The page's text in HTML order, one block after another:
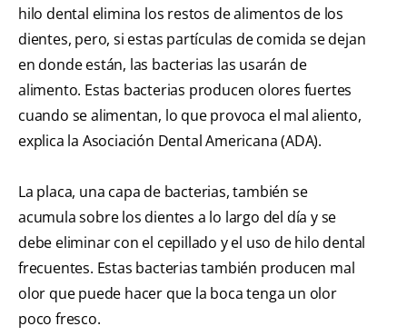
hilo dental elimina los restos de alimentos de los
dientes, pero, si estas partículas de comida se dejan
en donde están, las bacterias las usarán de
alimento. Estas bacterias producen olores fuertes
cuando se alimentan, lo que provoca el mal aliento,
explica la Asociación Dental Americana (ADA).
La placa, una capa de bacterias, también se
acumula sobre los dientes a lo largo del día y se
debe eliminar con el cepillado y el uso de hilo dental
frecuentes. Estas bacterias también producen mal
olor que puede hacer que la boca tenga un olor
poco fresco.